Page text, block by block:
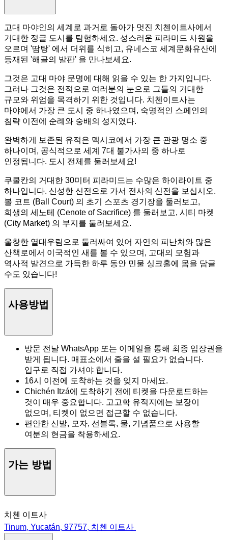
고대 마야인의 세계로 과거로 돌아가 멋진 치첸이트사에서
거대한 정글 도시를 탐험하세요. 성스러운 피라미드 사원을
오르며 '땀탕' 에서 더위를 식히고, 유네스코 세계문화유산에
등재된 '해골의 발판' 을 만나보세요.
그것은 고대 마야 문명에 대해 읽을 수 있는 한 가지입니다.
그러나 그것은 전적으로 여러분의 눈으로 그들의 거대한
규모와 위엄을 목격하기 위한 것입니다. 치첸이트사는
마야에서 가장 큰 도시 중 하나였으며, 숙명적인 스페인의
침략 이전에 순례와 숭배의 성지였다.
완벽하게 보존된 유적은 멕시코에서 가장 큰 관광 명소 중
하나이며, 공식적으로 세계 7대 불가사의 중 하나로
인정됩니다. 도시 전체를 둘러보세요!
쿠쿨칸의 거대한 30미터 피라미드는 수많은 하이라이트 중
하나입니다. 신성한 신전으로 가서 전사의 신전을 보십시오.
볼 코트 (Ball Court) 의 초기 스포츠 경기장을 둘러보고,
희생의 세노테 (Cenote of Sacrifice) 를 둘러보고, 시티 마켓
(City Market) 의 부지를 둘러보세요.
울창한 열대우림으로 둘러싸여 있어 자연의 피난처와 많은
산책로에서 이국적인 새를 볼 수 있으며, 고대의 모험과
역사적 발견으로 가득한 하루 동안 민물 싱크홀에 몸을 담글
수도 있습니다!
사용방법
방문 전날 WhatsApp 또는 이메일을 통해 최종 입장권을
받게 됩니다. 매표소에서 줄을 설 필요가 없습니다.
입구로 직접 가셔야 합니다.
16시 이전에 도착하는 것을 잊지 마세요.
Chichén Itzá에 도착하기 전에 티켓을 다운로드하는
것이 매우 중요합니다. 고고학 유적지에는 보장이
없으며, 티켓이 없으면 접근할 수 없습니다.
편안한 신발, 모자, 선블록, 물, 기념품으로 사용할
여분의 현금을 착용하세요.
가는 방법
치첸 이트사
Tinum, Yucatán, 97757, 치첸 이트사